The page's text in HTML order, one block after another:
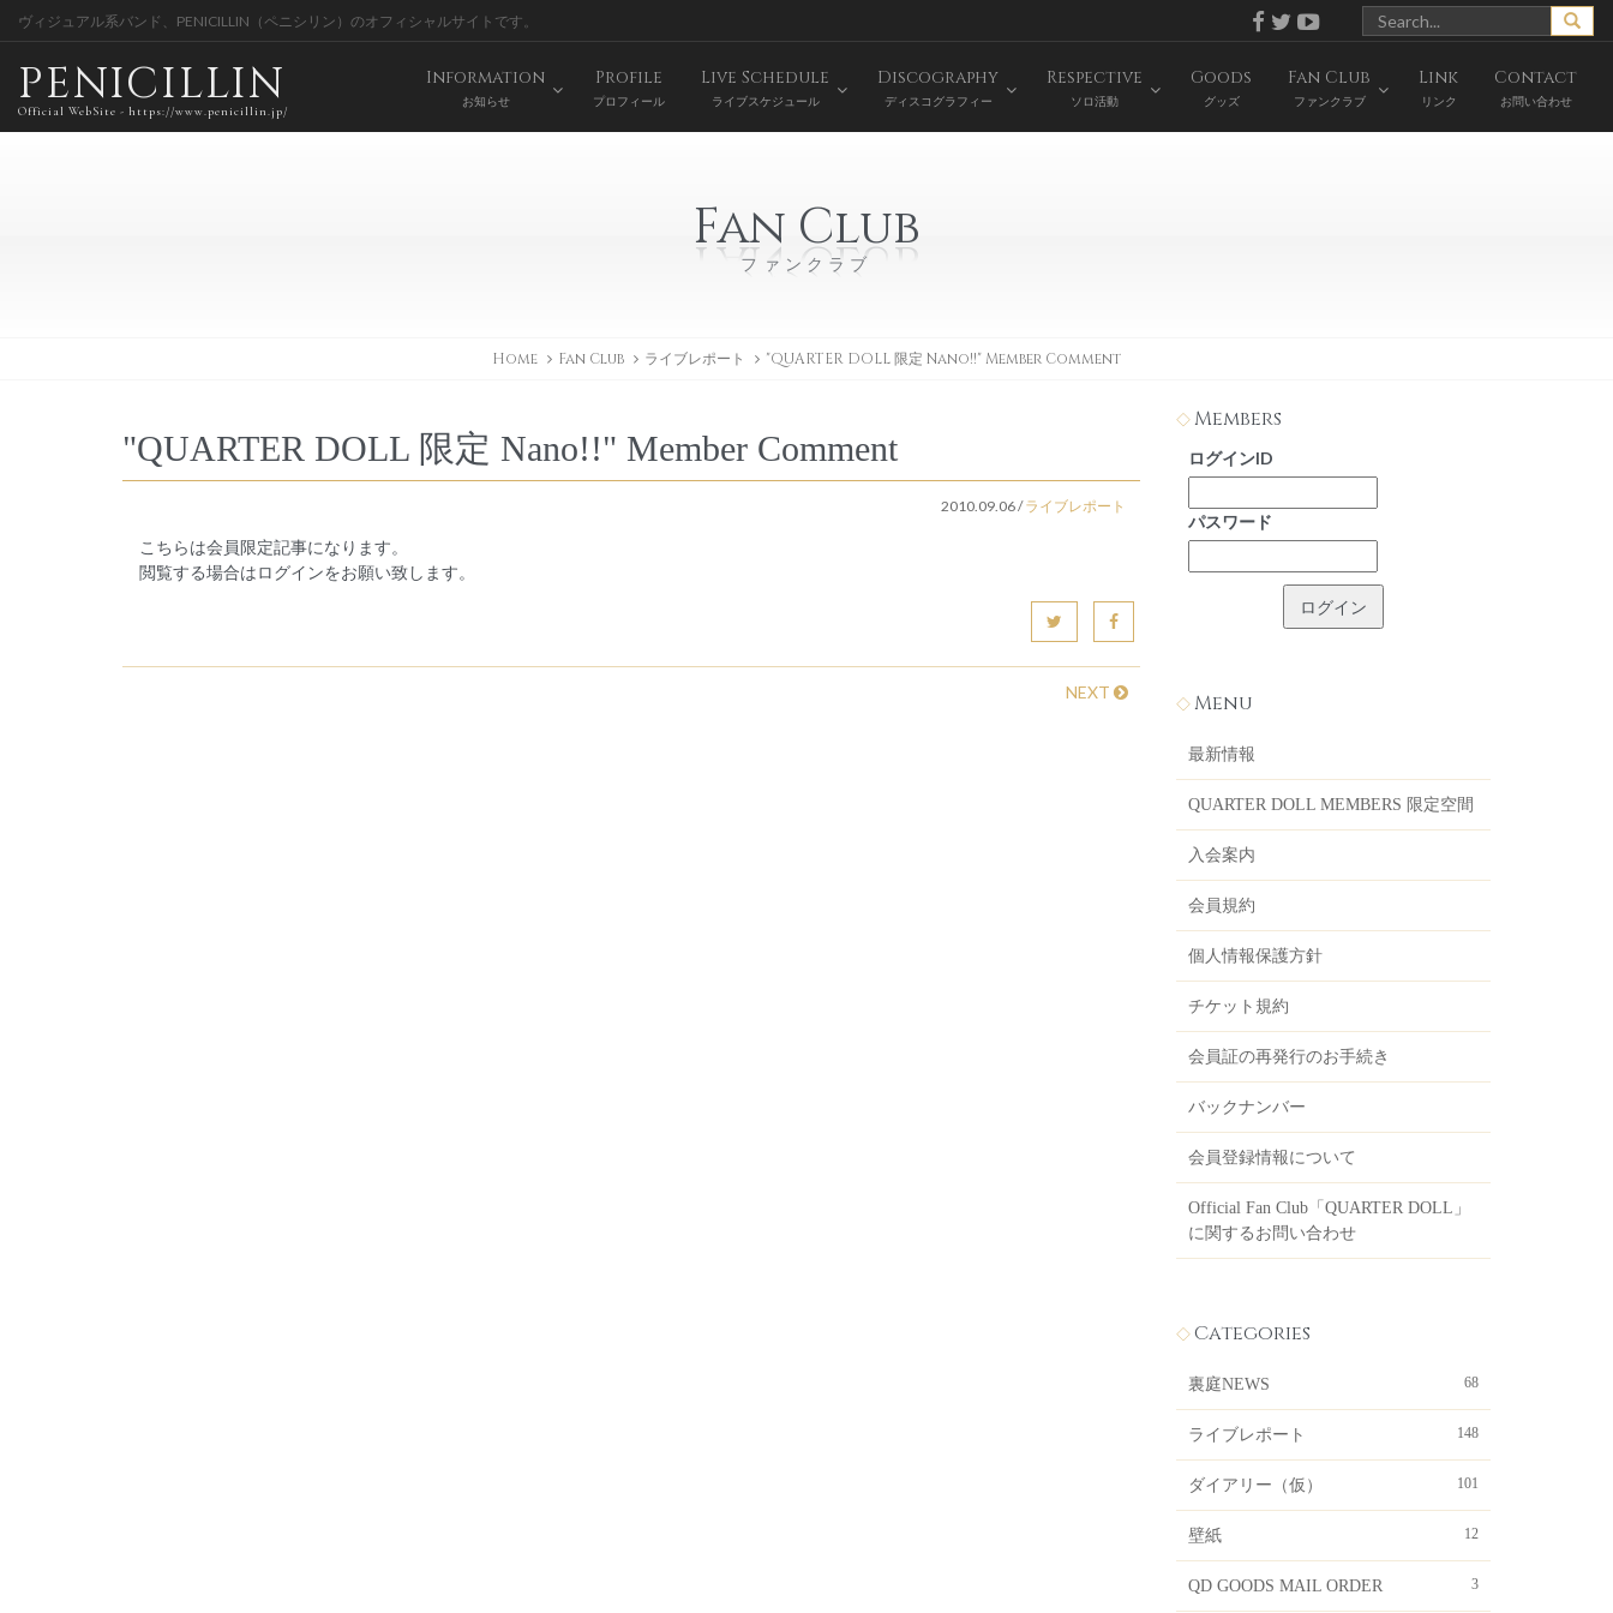
ヴィジュアル系バンド、PENICILLIN（ペニシリン）のオフィシャルサイトです。
PENICILLIN
Official WebSite - https://www.penicillin.jp/
Information
お知らせ
Profile
プロフィール
Live Schedule
ライブスケジュール
Discography
ディスコグラフィー
Respective
ソロ活動
Goods
グッズ
Fan Club
ファンクラブ
Link
リンク
Contact
お問い合わせ
Fan Club
ファンクラブ
Home Fan Club ライブレポート "QUARTER DOLL 限定 Nano!!" Member Comment
"QUARTER DOLL 限定 Nano!!" Member Comment
2010.09.06/ライブレポート
こちらは会員限定記事になります。
閲覧する場合はログインをお願い致します。
NEXT
Members
ログインID
パスワード
Menu
最新情報
QUARTER DOLL MEMBERS 限定空間
入会案内
会員規約
個人情報保護方針
チケット規約
会員証の再発行のお手続き
バックナンバー
会員登録情報について
Official Fan Club「QUARTER DOLL」
に関するお問い合わせ
Categories
裏庭NEWS 68
ライブレポート 148
ダイアリー（仮） 101
壁紙 12
QD GOODS MAIL ORDER 3